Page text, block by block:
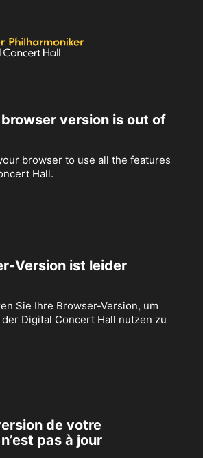
version is out of
browser to use all the features
Hall.
Version ist leider
Sie Ihre Browser-Version, um
Digital Concert Hall nutzen zu
de votre
pas à jour